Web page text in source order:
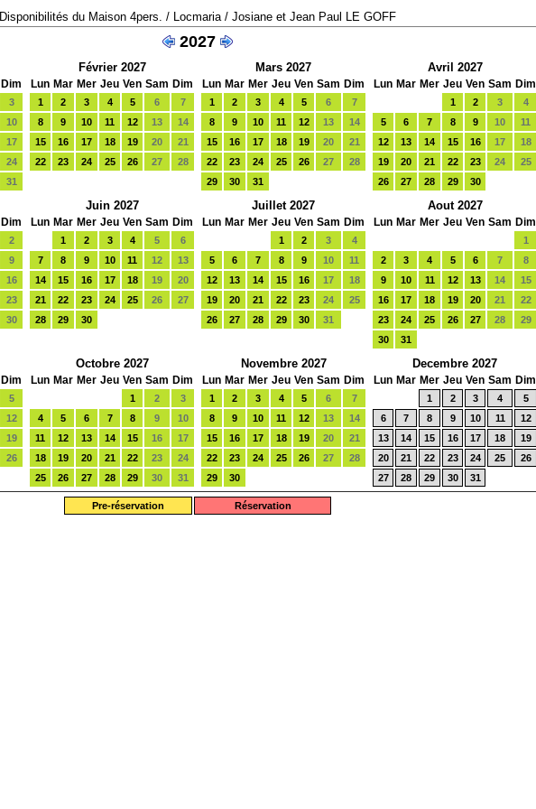
Disponibilités du Maison 4pers. / Locmaria / Josiane et Jean Paul LE GOFF
2027
Dim
3
10
17
24
31
Février 2027
Lun Mar Mer Jeu Ven Sam Dim
1 2 3 4 5 6
7
8
9 10 11 12 13
14
15
16 17 18 19 20
21
22
23 24 25 26 27 28
Mars 2027
Lun Mar Mer Jeu Ven Sam Dim
1 2 3 4 5 6
7
8
9 10 11 12 13
14
15
16 17 18 19 20
21
22
23 24 25 26 27
28
29
30 31
Avril 2027
Lun Mar Mer Jeu Ven Sam Dim
1 2 3
4
5
6 7 8 9 10
11
12
13 14 15 16 17
18
19
20 21 22 23 24
25
26
27 28 29 30
Dim
2
9
16
23
30
Juin 2027
Lun Mar Mer Jeu Ven Sam Dim
1 2 3 4 5
6
7
8 9 10 11 12
13
14
15 16 17 18 19
20
21
22 23 24 25 26
27
28
29 30
Juillet 2027
Lun Mar Mer Jeu Ven Sam Dim
1 2 3
4
5
6 7 8 9 10
11
12
13 14 15 16 17
18
19
20 21 22 23 24
25
26
27 28 29 30 31
Aout 2027
Lun Mar Mer Jeu Ven Sam Dim
1
2
3 4 5 6 7
8
9
10 11 12 13 14
15
16
17 18 19 20 21
22
23
24 25 26 27 28
29
30
31
Dim
5
12
19
26
Octobre 2027
Lun Mar Mer Jeu Ven Sam Dim
1 2
3
4
5 6 7 8 9
10
11
12 13 14 15 16
17
18
19 20 21 22 23
24
25
26 27 28 29 30 31
Novembre 2027
Lun Mar Mer Jeu Ven Sam Dim
1 2 3 4 5 6
7
8
9 10 11 12 13
14
15
16 17 18 19 20
21
22
23 24 25 26 27
28
29
30
Decembre 2027
Lun Mar Mer Jeu Ven Sam Dim
1 2 3 4
5
6
7 8 9 10 11
12
13
14 15 16 17 18
19
20
21 22 23 24 25
26
27
28 29 30 31
Pre-réservation Réservation